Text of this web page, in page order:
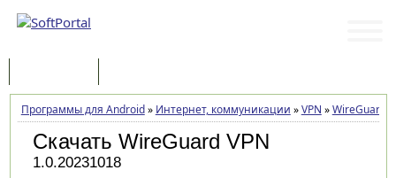
Программы для Android» Интернет, коммуникации »VPN »WireGuard
Скачать WireGuard VPN
1.0.20231018